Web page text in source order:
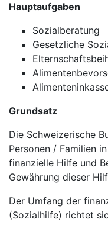
Hauptaufgaben
Sozialberatung
Gesetzliche
Grundsatz
Die Schweizerische
Personen / Familien
finanzielle Hilfe und
Gewährung dieser
Der Umfang der
(Sozialhilfe) richtet